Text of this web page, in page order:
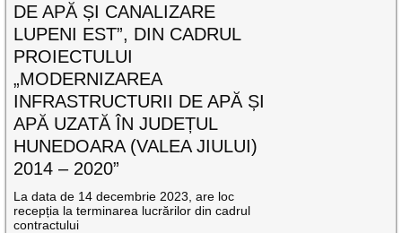
DE APĂ ȘI CANALIZARE
LUPENI EST”, DIN CADRUL
PROIECTULUI
„MODERNIZAREA
INFRASTRUCTURII DE APĂ ȘI
APĂ UZATĂ ÎN JUDEȚUL
HUNEDOARA (VALEA JIULUI)
2014 – 2020”
La data de 14 decembrie 2023, are loc
recepția la terminarea lucrărilor din cadrul
contractului